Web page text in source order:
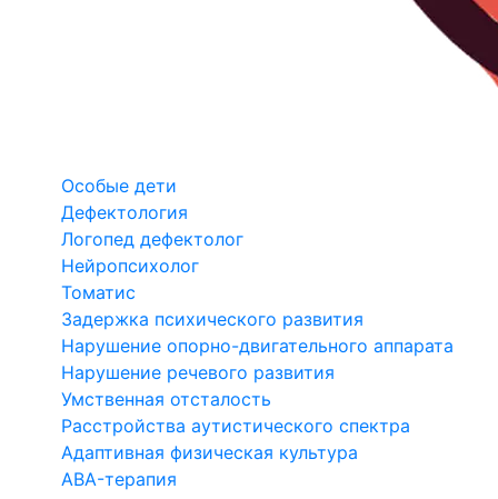
Особые дети
Дефектология
Логопед дефектолог
Нейропсихолог
Томатис
Задержка психического развития
Нарушение опорно-двигательного аппарата
Нарушение речевого развития
Умственная отсталость
Расстройства аутистического спектра
Адаптивная физическая культура
ABA-терапия